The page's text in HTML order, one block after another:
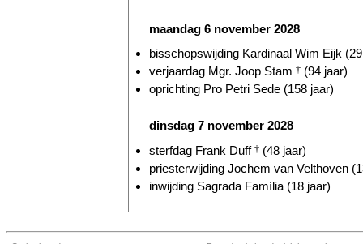
maandag 6 november 2028
bisschopswijding Kardinaal Wim Eijk
verjaardag Mgr. Joop Stam † (94 jaar)
oprichting Pro Petri Sede (158 jaar)
dinsdag 7 november 2028
sterfdag Frank Duff † (48 jaar)
priesterwijding Jochem van Velthoven
inwijding Sagrada Família (18 jaar)